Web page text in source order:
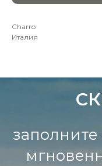
Charro
Италия